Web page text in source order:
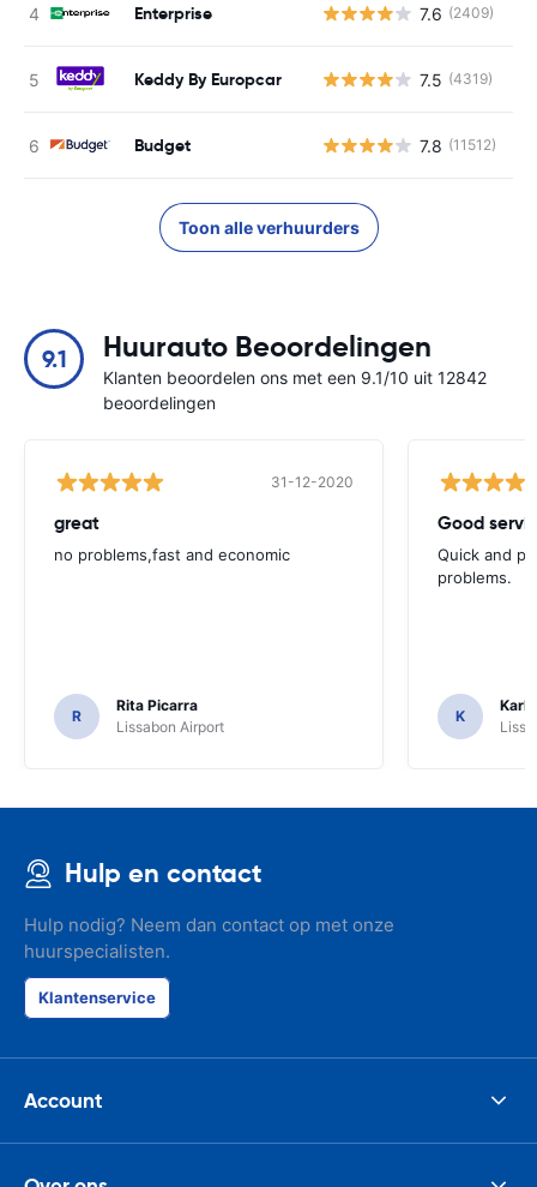
Enterprise 7.6 (2409)
Keddy By Europcar 7.5 (4319)
Budget 7.8 (11512)
Toon alle verhuurders
9.1 Huurauto Beoordelingen
Klanten beoordelen ons met een 9.1/10 uit 12842
beoordelingen
31-12-2020
great
no problems,fast and economic
R
Rita Picarra
Lissabon Airport
Good
Quick and
problems.
K
Karl
Hulp en contact
Hulp nodig? Neem dan contact op met onze
huurspecialisten.
Klantenservice
Account